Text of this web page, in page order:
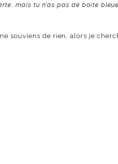
mais tu n’as pas de boîte bleue
souviens de rien, alors je